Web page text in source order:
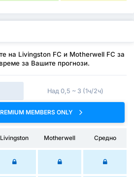
на Livingston FC и Motherwell FC за
за Вашите прогнози.
Над 0,5 ~ 3 (1ч/2ч)
MEMBERS ONLY
Livingston Motherwell Средно